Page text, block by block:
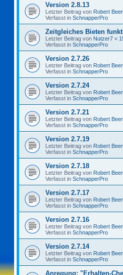
Version 2.8.13
Letzter Beitrag von Robert Beer
Verfasst in SchnapperPro
Zeitgleiches Bieten
Letzter Beitrag von Nutzer7 «
Verfasst in SchnapperPro
Version 2.7.26
Letzter Beitrag von Robert Beer
Verfasst in SchnapperPro
Version 2.7.24
Letzter Beitrag von Robert Beer
Verfasst in SchnapperPro
Version 2.7.21
Letzter Beitrag von Robert Beer
Verfasst in SchnapperPro
Version 2.7.19
Letzter Beitrag von Robert Beer
Verfasst in SchnapperPro
Version 2.7.18
Letzter Beitrag von Robert Beer
Verfasst in SchnapperPro
Version 2.7.17
Letzter Beitrag von Robert Beer
Verfasst in SchnapperPro
Version 2.7.16
Letzter Beitrag von Robert Beer
Verfasst in SchnapperPro
Version 2.7.14
Letzter Beitrag von Robert Beer
Verfasst in SchnapperPro
Anregung: "Erhalten-